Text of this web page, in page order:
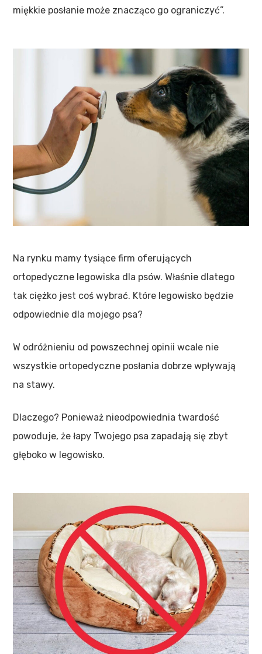
miękkie posłanie może znacząco go ograniczyć”.
Na rynku mamy tysiące firm oferujących
ortopedyczne legowiska dla psów. Właśnie dlatego
tak ciężko jest coś wybrać. Które legowisko będzie
odpowiednie dla mojego psa?
W odróżnieniu od powszechnej opinii wcale nie
wszystkie ortopedyczne posłania dobrze wpływają
na stawy.
Dlaczego? Ponieważ nieodpowiednia twardość
powoduje, że łapy Twojego psa zapadają się zbyt
głęboko w legowisko.